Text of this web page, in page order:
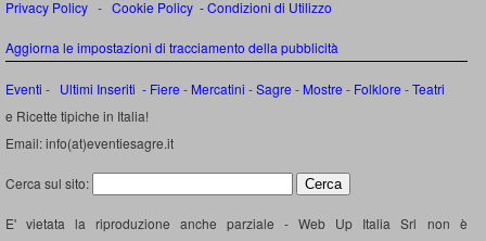
Privacy Policy - Cookie Policy -Condizioni di Utilizzo
Aggiorna le impostazioni di tracciamento della pubblicità
Eventi - Ultimi Inseriti - Fiere - Mercatini -Sagre - Mostre - Folklore -Teatri
e Ricette tipiche in Italia!
Email: info(at)eventiesagre.it
Cerca sul sito:
E' vietata la riproduzione anche parziale - Web Up Italia Srl non è